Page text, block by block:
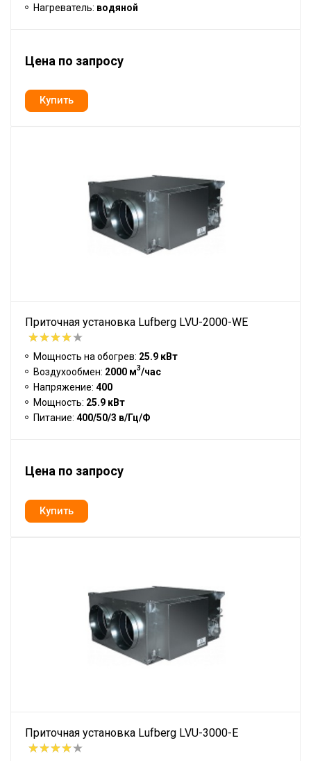
Нагреватель: водяной
Цена по запросу
Приточная установка Lufberg LVU-2000-WE
Мощность на обогрев: 25.9 кВт
Воздухообмен: 2000 м3/час
Напряжение: 400
Мощность: 25.9 кВт
Питание: 400/50/3 в/Гц/Ф
Цена по запросу
Приточная установка Lufberg LVU-3000-E